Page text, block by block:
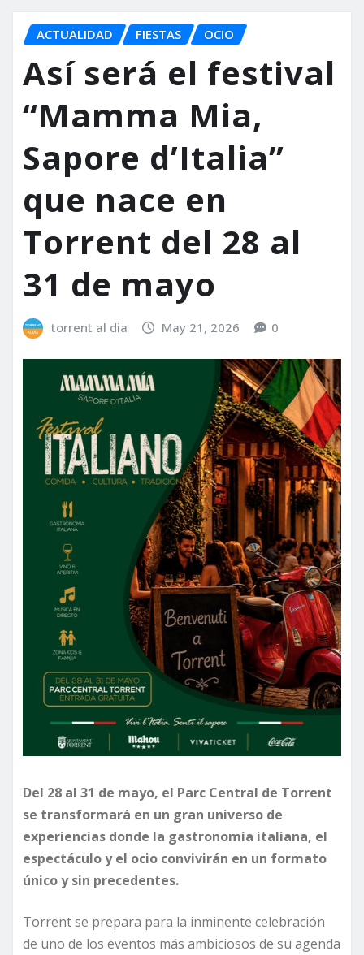
ACTUALIDAD FIESTAS OCIO
Así será el festival
“Mamma Mia,
Sapore d’Italia”
que nace en
Torrent del 28 al
31 de mayo
torrent al dia May 21, 2026 0
Del 28 al 31 de mayo, el Parc Central de Torrent
se transformará en un gran universo de
experiencias donde la gastronomía italiana, el
espectáculo y el ocio convivirán en un formato
único y sin precedentes.
Torrent se prepara para la inminente celebración
de uno de los eventos más ambiciosos de su agenda